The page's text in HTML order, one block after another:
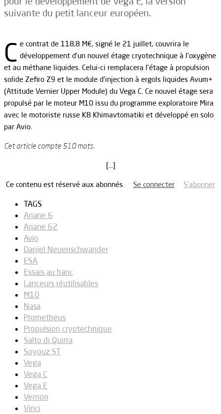
suivante du petit lanceur européen.
C e contrat de 118,8 M€, signé le 21 juillet, couvrira le
développement d’un nouvel étage cryotechnique à l’oxygène
et au méthane liquides. Celui-ci remplacera l’étage à propulsion
solide Zefiro Z9 et le module d’injection à ergols liquides Avum+
(Attitude Vernier Upper Module) du Vega C. Ce nouvel étage sera
propulsé par le moteur M10 issu du programme exploratoire Mira
avec le motoriste russe KB Khimavtomatiki et développé en solo
par Avio.
Cet article compte 510 mots.
[…]
Ce contenu est réservé aux abonnés. Se connecter S’abonner
TAGS
Ariane 6
Ariane 62
Avio
Daniel Neuenschwander
ESA
Essais au banc
Lanceurs réutilisables
M10
Nasa
Prometheus
Propulsion cryotechnique
Salto di Quirra
Soyouz ST
Vega
Vega C
Vega E
Vernon
Vinci